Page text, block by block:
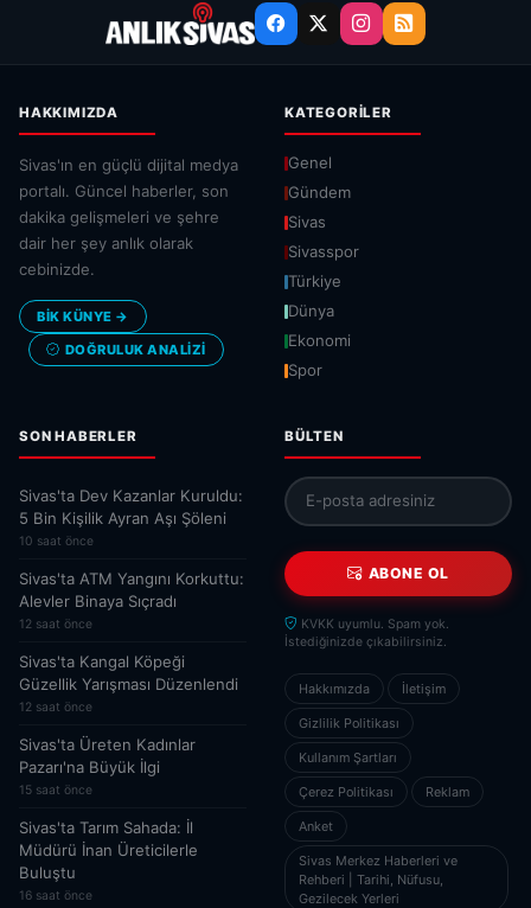
HAKKIMIZDA
Sivas'ın en güçlü dijital medya
portalı. Güncel haberler, son
dakika gelişmeleri ve şehre
dair her şey anlık olarak
cebinizde.
BİK KÜNYE →
DOĞRULUK ANALIZI
KATEGORILER
Genel
Gündem
Sivas
Sivasspor
Türkiye
Dünya
Ekonomi
Spor
SON HABERLER
Sivas'ta Dev Kazanlar Kuruldu:
5 Bin Kişilik Ayran Aşı Şöleni
10 saat önce
Sivas'ta ATM Yangını Korkuttu:
Alevler Binaya Sıçradı
12 saat önce
Sivas'ta Kangal Köpeği
Güzellik Yarışması Düzenlendi
12 saat önce
Sivas'ta Üreten Kadınlar
Pazarı'na Büyük İlgi
15 saat önce
Sivas'ta Tarım Sahada: İl
Müdürü İnan Üreticilerle
Buluştu
16 saat önce
BÜLTEN
ABONE OL
KVKK uyumlu. Spam yok.
İstediğinizde çıkabilirsiniz.
Hakkımızda İletişim
Gizlilik Politikası
Kullanım Şartları
Çerez Politikası Reklam
Anket
Sivas Merkez Haberleri ve
Rehberi | Tarihi, Nüfusu,
Gezilecek Yerleri